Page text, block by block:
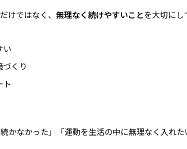
けではなく、 無理なく続けやすいことを大切にし
い
くり
ト
かなかった」「運動を生活の中に無理なく入れ